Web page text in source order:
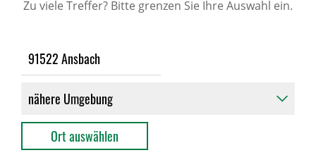
Zu viele Treffer? Bitte grenzen Sie Ihre Auswahl ein.